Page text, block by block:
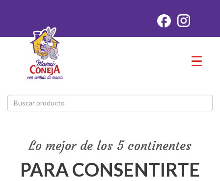
☰
Lo mejor de los 5 continentes
PARA CONSENTIRTE